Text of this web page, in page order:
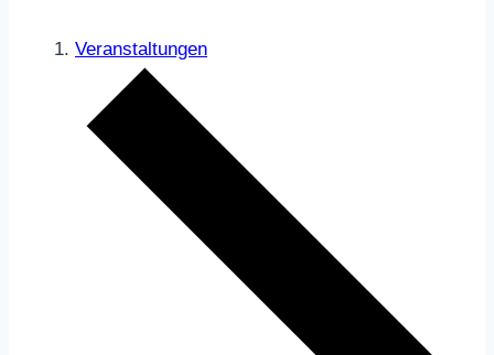
Veranstaltungen